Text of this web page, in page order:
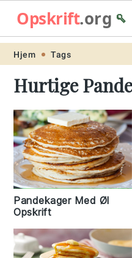
Skip
primary
navigation
Skip
main
content
Skip
primary
sidebar
Skip
footer
Opskrift.org🥄
Hjem Tags
Hurtige
Pandekager Med Øl
Opskrift